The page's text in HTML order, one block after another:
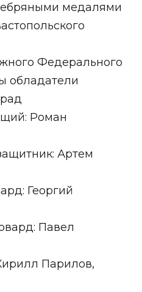
медалями
Федерального
обладатели
Роман
Артем
Георгий
Павел
Парилов,